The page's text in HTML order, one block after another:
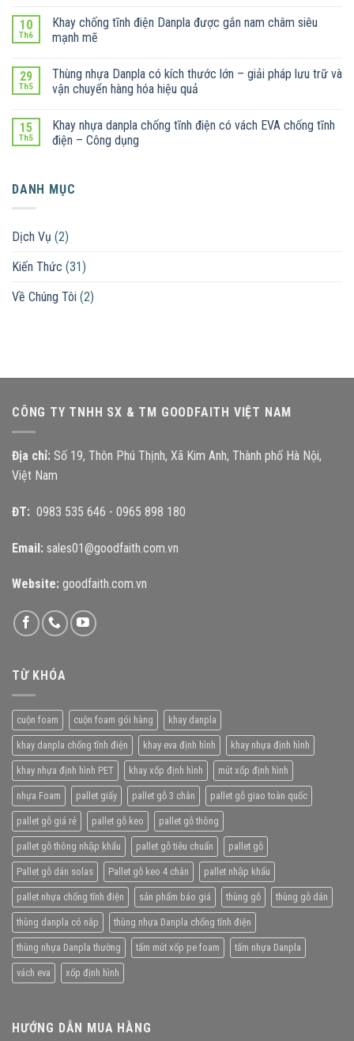
10
Th6
Khay chống tĩnh điện Danpla được gắn nam châm siêu
mạnh mẽ
29
Th5
Thùng nhựa Danpla có kích thước lớn – giải pháp lưu trữ và
vận chuyển hàng hóa hiệu quả
15
Th5
Khay nhựa danpla chống tĩnh điện có vách EVA chống tĩnh
điện – Công dụng
DANH MỤC
Dịch Vụ (2)
Kiến Thức (31)
Về Chúng Tôi (2)
CÔNG TY TNHH SX & TM GOODFAITH VIỆT NAM
Địa chỉ: Số 19, Thôn Phú Thịnh, Xã Kim Anh, Thành phố Hà Nội,
Việt Nam
ĐT: 0983 535 646 - 0965 898 180
Email: sales01@goodfaith.com.vn
Website: goodfaith.com.vn
TỪ KHÓA
cuộn foam cuộn foam gói hàng khay danpla
khay danpla chống tĩnh điện khay eva định hình khay nhựa định hình
khay nhựa định hình PET khay xốp định hình mút xốp định hình
nhựa Foam pallet giấy pallet gỗ 3 chân pallet gỗ giao toàn quốc
pallet gỗ giá rẻ pallet gỗ keo pallet gỗ thông
pallet gỗ thông nhập khẩu pallet gỗ tiêu chuẩn pallet gỗ
Pallet gỗ dán solas Pallet gỗ keo 4 chân pallet nhập khẩu
pallet nhựa chống tĩnh điện sản phẩm báo giá thùng gỗ thùng gỗ dán
thùng danpla có nắp thùng nhựa Danpla chống tĩnh điện
thùng nhựa Danpla thường tấm mút xốp pe foam tấm nhựa Danpla
vách eva xốp định hình
HƯỚNG DẪN MUA HÀNG